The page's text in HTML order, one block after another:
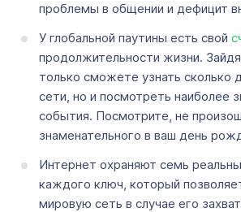
проблемы в общении и дефицит
У глобальной паутины есть свой
продолжительности жизни.
только сможете узнать сколько
сети, но и посмотреть наиболее
события. Посмотрите, не
знаменательного в ваш день
Интернет охраняют семь
каждого ключ, который
мировую сеть в случае его